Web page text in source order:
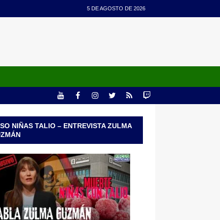
5 DE AGOSTO DE 2026
NIÑAS TALIO – ENTREVISTA ZULMA